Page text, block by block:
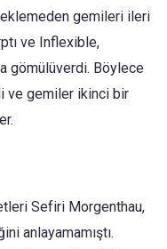
gemileri ileri
ve Inflexible,
gömülüverdi. Böylece
ve gemiler ikinci bir
Sefiri Morgenthau,
anlayamamıştı.